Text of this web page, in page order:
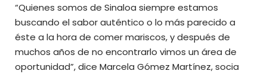
“Quienes somos de Sinaloa siempre estamos
buscando el sabor auténtico o lo más parecido a
éste a la hora de comer mariscos, y después de
muchos años de no encontrarlo vimos un área de
oportunidad”, dice Marcela Gómez Martínez, socia